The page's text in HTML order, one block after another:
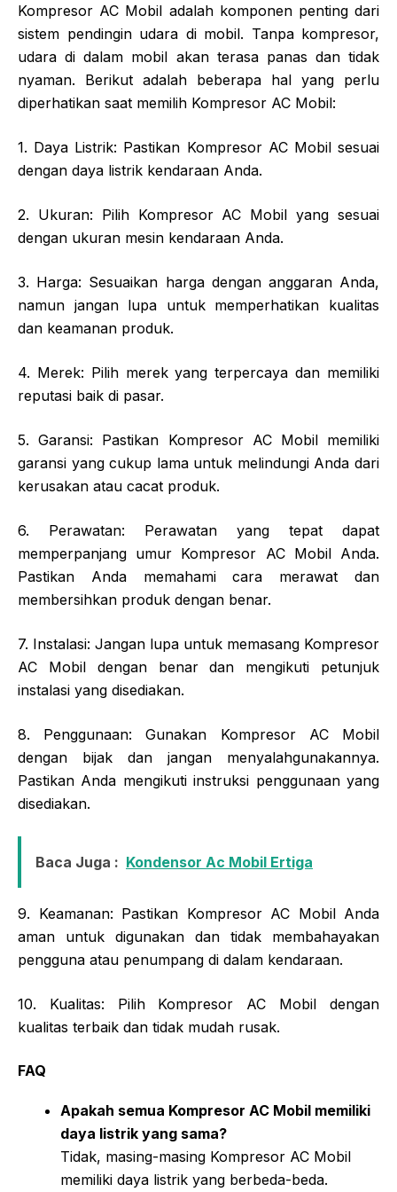
Kompresor AC Mobil adalah komponen penting dari
sistem pendingin udara di mobil. Tanpa kompresor,
udara di dalam mobil akan terasa panas dan tidak
nyaman. Berikut adalah beberapa hal yang perlu
diperhatikan saat memilih Kompresor AC Mobil:
1. Daya Listrik: Pastikan Kompresor AC Mobil sesuai
dengan daya listrik kendaraan Anda.
2. Ukuran: Pilih Kompresor AC Mobil yang sesuai
dengan ukuran mesin kendaraan Anda.
3. Harga: Sesuaikan harga dengan anggaran Anda,
namun jangan lupa untuk memperhatikan kualitas
dan keamanan produk.
4. Merek: Pilih merek yang terpercaya dan memiliki
reputasi baik di pasar.
5. Garansi: Pastikan Kompresor AC Mobil memiliki
garansi yang cukup lama untuk melindungi Anda dari
kerusakan atau cacat produk.
6. Perawatan: Perawatan yang tepat dapat
memperpanjang umur Kompresor AC Mobil Anda.
Pastikan Anda memahami cara merawat dan
membersihkan produk dengan benar.
7. Instalasi: Jangan lupa untuk memasang Kompresor
AC Mobil dengan benar dan mengikuti petunjuk
instalasi yang disediakan.
8. Penggunaan: Gunakan Kompresor AC Mobil
dengan bijak dan jangan menyalahgunakannya.
Pastikan Anda mengikuti instruksi penggunaan yang
disediakan.
Baca Juga : Kondensor Ac Mobil Ertiga
9. Keamanan: Pastikan Kompresor AC Mobil Anda
aman untuk digunakan dan tidak membahayakan
pengguna atau penumpang di dalam kendaraan.
10. Kualitas: Pilih Kompresor AC Mobil dengan
kualitas terbaik dan tidak mudah rusak.
FAQ
Apakah semua Kompresor AC Mobil memiliki
daya listrik yang sama?
Tidak, masing-masing Kompresor AC Mobil
memiliki daya listrik yang berbeda-beda.